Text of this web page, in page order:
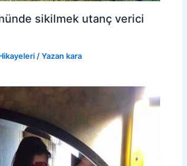
sikilmek utanç verici
/ Yazan kara